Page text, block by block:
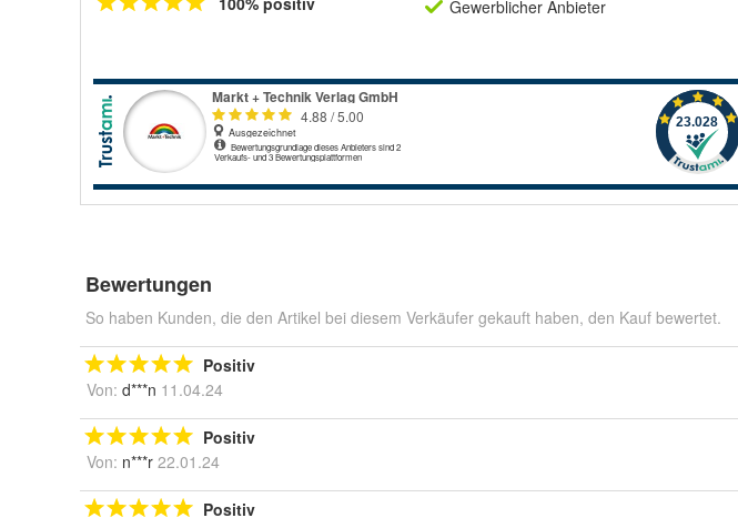
Gewerblicher Anbieter
Bewertungen
So haben Kunden, die den Artikel bei diesem Verkäufer gekauft haben, den Kauf bewertet.
Positiv
Von: d***n 11.04.24
Positiv
Von: n***r 22.01.24
Positiv